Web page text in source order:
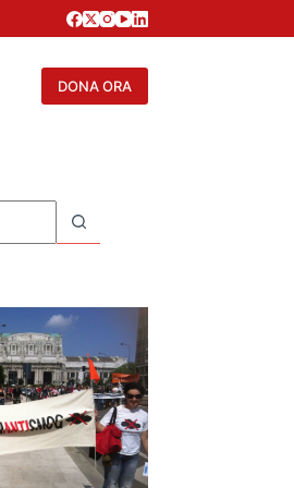
DONA ORA